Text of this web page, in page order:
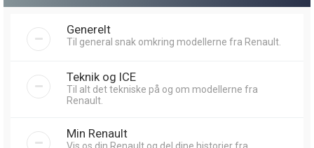
Generelt
Til general snak omkring modellerne fra Renault.
Teknik og ICE
Til alt det tekniske på og om modellerne fra
Renault.
Min Renault